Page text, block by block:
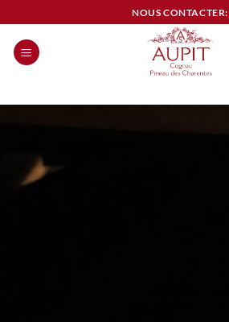
au
contenu
NOUS CONTACTER: